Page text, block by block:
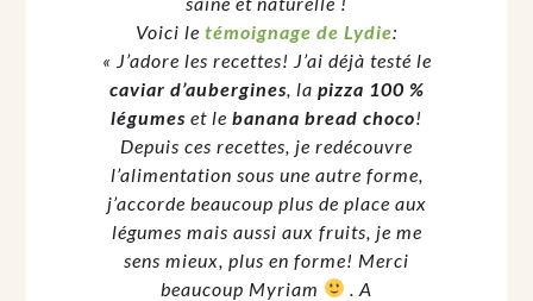
Voici le témoignage de Lydie:
« J’adore les recettes! J’ai déjà testé le
caviar d’aubergines , la pizza 100 %
légumes et le banana bread choco!
Depuis ces recettes, je redécouvre
l’alimentation sous une autre forme,
j’accorde beaucoup plus de place aux
légumes mais aussi aux fruits, je me
sens mieux, plus en forme! Merci
beaucoup Myriam
. A